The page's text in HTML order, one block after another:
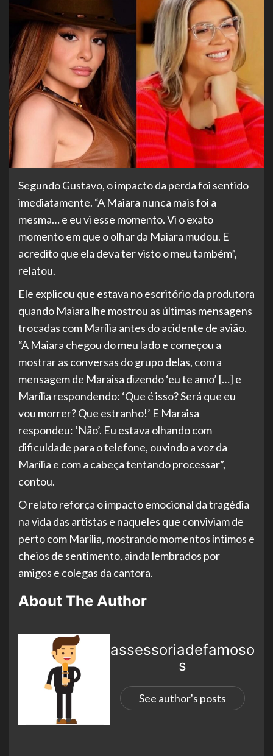
Segundo Gustavo, o impacto da perda foi sentido
imediatamente. “A Maiara nunca mais foi a
mesma… e eu vi esse momento. Vi o exato
momento em que o olhar da Maiara mudou. E
acredito que ela deva ter visto o meu também”,
relatou.
Ele explicou que estava no escritório da produtora
quando Maiara lhe mostrou as últimas mensagens
trocadas com Marília antes do acidente de avião.
“A Maiara chegou do meu lado e começou a
mostrar as conversas do grupo delas, com a
mensagem de Maraisa dizendo ‘eu te amo’ […] e
Marília respondendo: ‘Que é isso? Será que eu
vou morrer? Que estranho!’ E Maraisa
respondeu: ‘Não’. Eu estava olhando com
dificuldade para o telefone, ouvindo a voz da
Marília e com a cabeça tentando processar”,
contou.
O relato reforça o impacto emocional da tragédia
na vida das artistas e naqueles que conviviam de
perto com Marília, mostrando momentos íntimos e
cheios de sentimento, ainda lembrados por
amigos e colegas da cantora.
About The Author
assessoriadefamoso
s
See author's posts